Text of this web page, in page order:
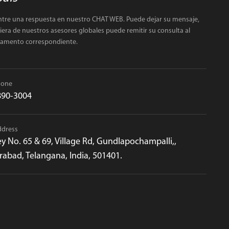
una respuesta en nuestro CHAT WEB. Puede dejar su mensaje,
de nuestros asesores globales puede remitir su consulta al
correspondiente.
3004
No. 65 & 69, Village Rd, Gundlapochampalli,,
Telangana, India, 501401.